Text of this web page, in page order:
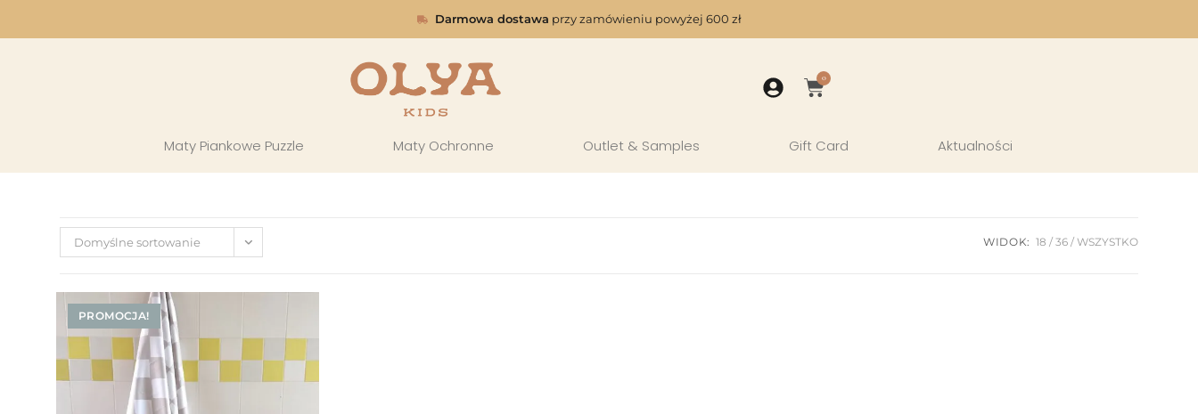
Darmowa dostawa przy zamówieniu powyżej 600 zł
0
Maty Piankowe Puzzle Maty Ochronne Outlet & Samples Gift Card Aktualności
Domyślne sortowanie WIDOK: 18 36 WSZYSTKO
PROMOCJA!